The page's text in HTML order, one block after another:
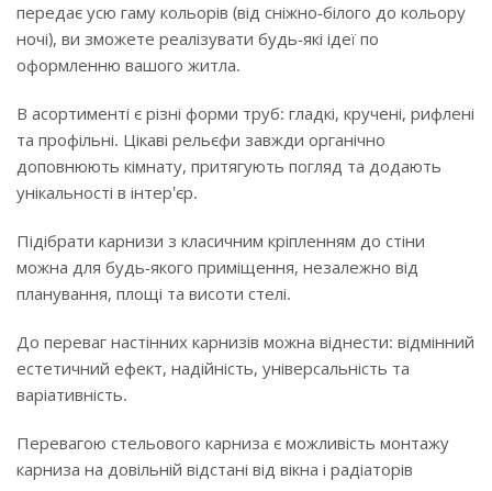
передає усю гаму кольорів (від сніжно-білого до кольору
ночі), ви зможете реалізувати будь-які ідеї по
оформленню вашого житла.
В асортименті є різні форми труб: гладкі, кручені, рифлені
та профільні. Цікаві рельєфи завжди органічно
доповнюють кімнату, притягують погляд та додають
унікальності в інтер'єр.
Підібрати карнизи з класичним кріпленням до стіни
можна для будь-якого приміщення, незалежно від
планування, площі та висоти стелі.
До переваг настінних карнизів можна віднести: відмінний
естетичний ефект, надійність, універсальність та
варіативність.
Перевагою стельового карниза є можливість монтажу
карниза на довільній відстані від вікна і радіаторів